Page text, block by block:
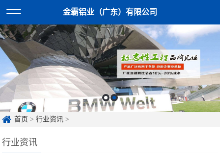
金霸铝业（广东）有限公司
首页 >行业资讯 >
行业资讯